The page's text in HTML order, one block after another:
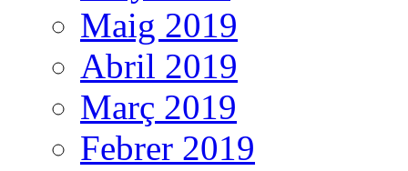
Maig 2019
Abril 2019
Març 2019
Febrer 2019